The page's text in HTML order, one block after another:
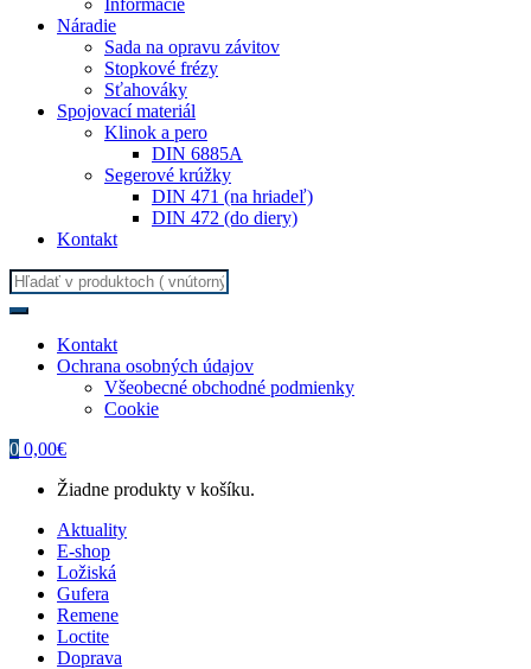
Informácie
Náradie
Sada na opravu závitov
Stopkové frézy
Sťahováky
Spojovací materiál
Klinok a pero
DIN 6885A
Segerové krúžky
DIN 471 (na hriadeľ)
DIN 472 (do diery)
Kontakt
Search
for:
Kontakt
Ochrana osobných údajov
Všeobecné obchodné podmienky
Cookie
0 0,00€
Žiadne produkty v košíku.
Aktuality
E-shop
Ložiská
Gufera
Remene
Loctite
Doprava